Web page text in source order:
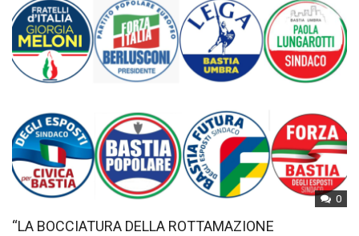
0
“LA BOCCIATURA DELLA ROTTAMAZIONE